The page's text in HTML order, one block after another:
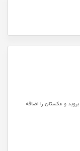
بروید و عکستان را اضافه